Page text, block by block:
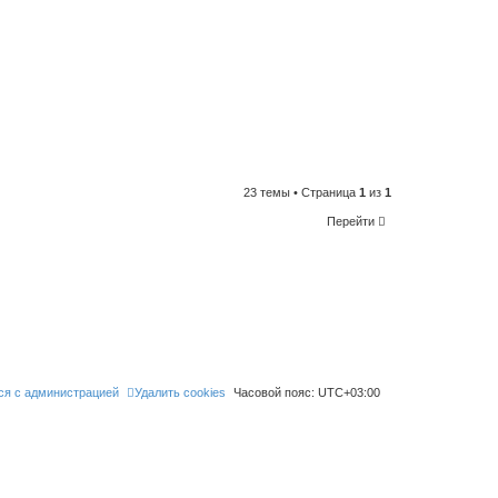
23 темы • Страница 1 из 1
Перейти
Часовой пояс: UTC+03:00
Удалить cookies
с администрацией